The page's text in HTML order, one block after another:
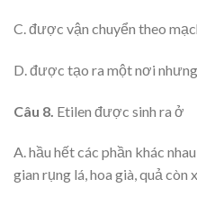
C. được vận chuyển theo
D. được tạo ra một nơi
Câu 8. Etilen được sinh ra ở
A. hầu hết các phần khác
gian rụng lá, hoa già, quả còn